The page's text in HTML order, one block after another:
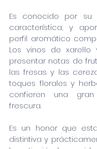
Es conocido por su
característica, y
perfil aromático
Los vinos de xarel·lo
presentar notas de
las fresas y las
toques florales y
confieren una
frescura.
Es un honor que
distintiva y